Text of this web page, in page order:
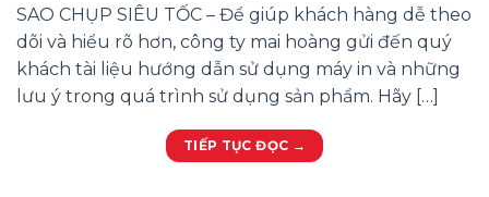
SAO CHỤP SIÊU TỐC – Để giúp khách hàng dễ theo
dõi và hiểu rõ hơn, công ty mai hoàng gửi đến quý
khách tài liệu hướng dẫn sử dụng máy in và những
lưu ý trong quá trình sử dụng sản phẩm. Hãy […]
TIẾP TỤC ĐỌC →